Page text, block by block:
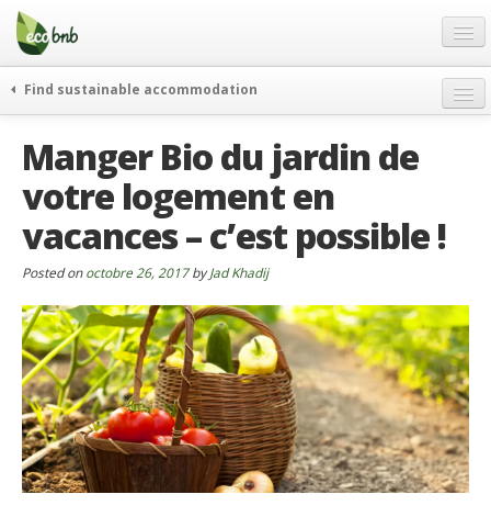
Menu
Skip
content
Offres Spéciales
FAQ
À propos
Partenaires
Contacts
French
German
English
Spanish
French
Find sustainable accommodation
Manger Bio du jardin de
votre logement en
vacances – c’est possible !
Posted onoctobre 26, 2017byJad Khadij